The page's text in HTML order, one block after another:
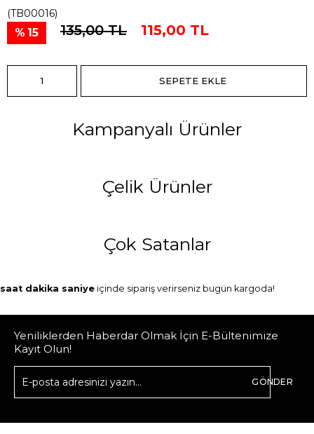
(TB00016)
15 135,00 TL 115,00 TL
Kampanyalı Ürünler
Çelik Ürünler
Çok Satanlar
saat dakika saniye içinde sipariş verirseniz bugün kargoda!
Yeniliklerden Haberdar Olmak İçin E-Bültenimize
Kayıt Olun!
GÖNDER